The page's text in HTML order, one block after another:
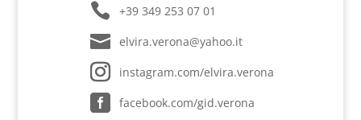
+39 349 253 07 01
elvira.verona@yahoo.it
instagram.com/elvira.verona
facebook.com/gid.verona